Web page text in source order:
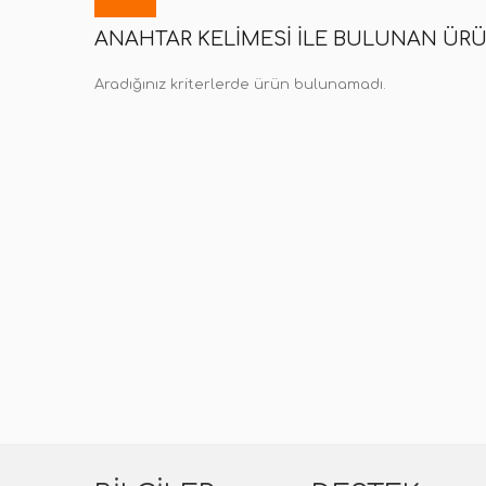
ANAHTAR KELIMESI ILE BULUNAN
Aradığınız kriterlerde ürün bulunamadı.